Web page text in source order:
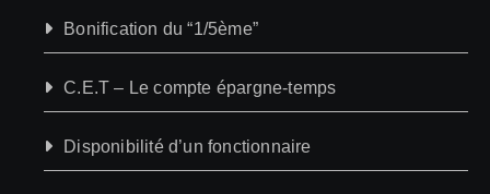
Bonification du “1/5ème”
C.E.T – Le compte épargne-temps
Disponibilité d’un fonctionnaire